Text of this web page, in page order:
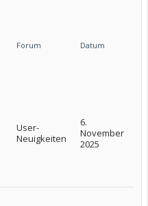
Forum Datum
User-
Neuigkeiten
6.
November
2025